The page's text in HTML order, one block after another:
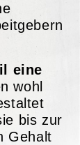
eine
wohl
bis zur
Gehalt